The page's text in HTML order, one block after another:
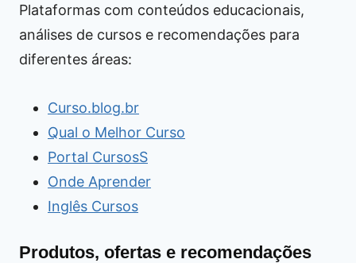
Plataformas com conteúdos educacionais,
análises de cursos e recomendações para
diferentes áreas:
Curso.blog.br
Qual o Melhor Curso
Portal CursosS
Onde Aprender
Inglês Cursos
Produtos, ofertas e recomendações